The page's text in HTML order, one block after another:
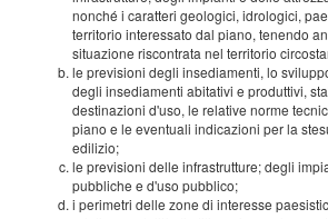
nonché i caratteri geologici, idrologici,
territorio interessato dal piano, tenendo
situazione riscontrata nel territorio
le previsioni degli insediamenti, lo
degli insediamenti abitativi e produttivi,
destinazioni d'uso, le relative norme
piano e le eventuali indicazioni per la
edilizio;
le previsioni delle infrastrutture; degli
pubbliche e d'uso pubblico;
i perimetri delle zone di interesse